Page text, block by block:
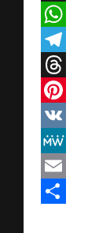
X
WhatsApp
Telegram
Threads
Pinterest
VK
MeWe
Email